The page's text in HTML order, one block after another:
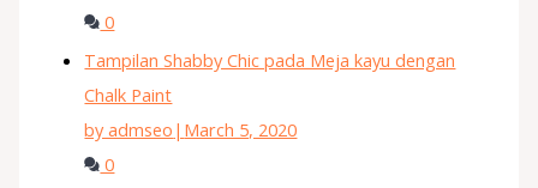
0
Tampilan Shabby Chic pada Meja kayu dengan
Chalk Paint
by admseo | March 5, 2020
0